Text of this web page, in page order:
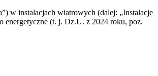
w instalacjach wiatrowych (dalej: „Instalacje
energetyczne (t. j. Dz.U. z 2024 roku, poz.